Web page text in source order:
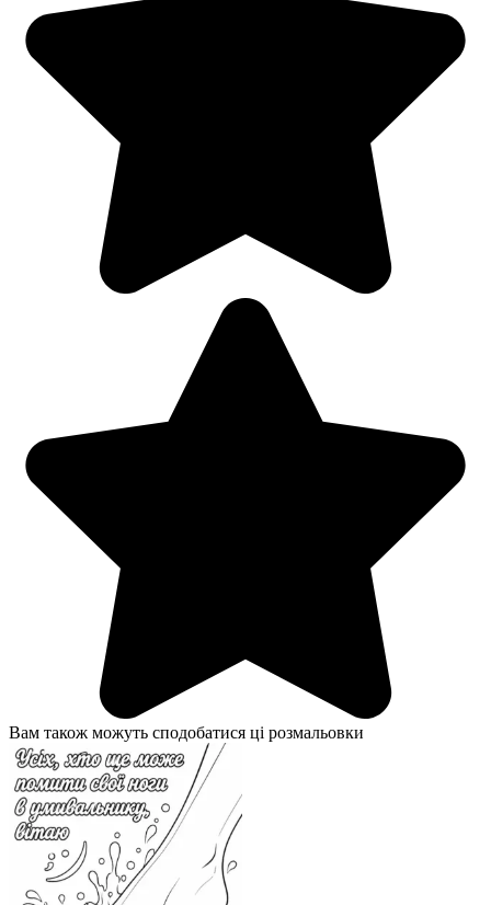
Вам також можуть сподобатися ці розмальовки